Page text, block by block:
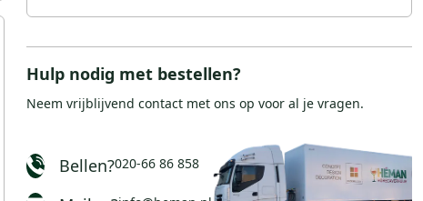
Hulp nodig met bestellen?
Neem vrijblijvend contact met ons op voor al je vragen.
Bellen?020-66 86 858